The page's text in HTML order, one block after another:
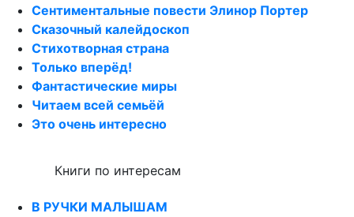
Сентиментальные повести Элинор Портер
Сказочный калейдоскоп
Стихотворная страна
Только вперёд!
Фантастические миры
Читаем всей семьёй
Это очень интересно
Книги по интересам
В РУЧКИ МАЛЫШАМ